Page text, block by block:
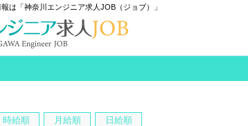
は「神奈川エンジニア求人JOB（ジョブ）」
時給順 月給順 日給順